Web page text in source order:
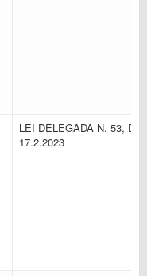
LEI DELEGADA N. 53, DE
17.2.2023